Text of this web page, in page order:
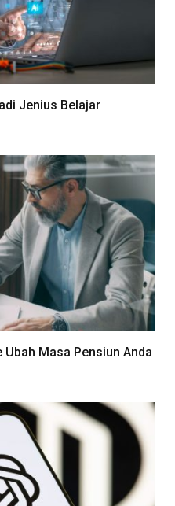
Jenius Belajar
Ubah Masa Pensiun Anda